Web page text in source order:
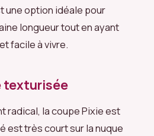
une option idéale pour
longueur tout en ayant
facile à vivre.
texturisée
radical, la coupe Pixie est
est très court sur la nuque